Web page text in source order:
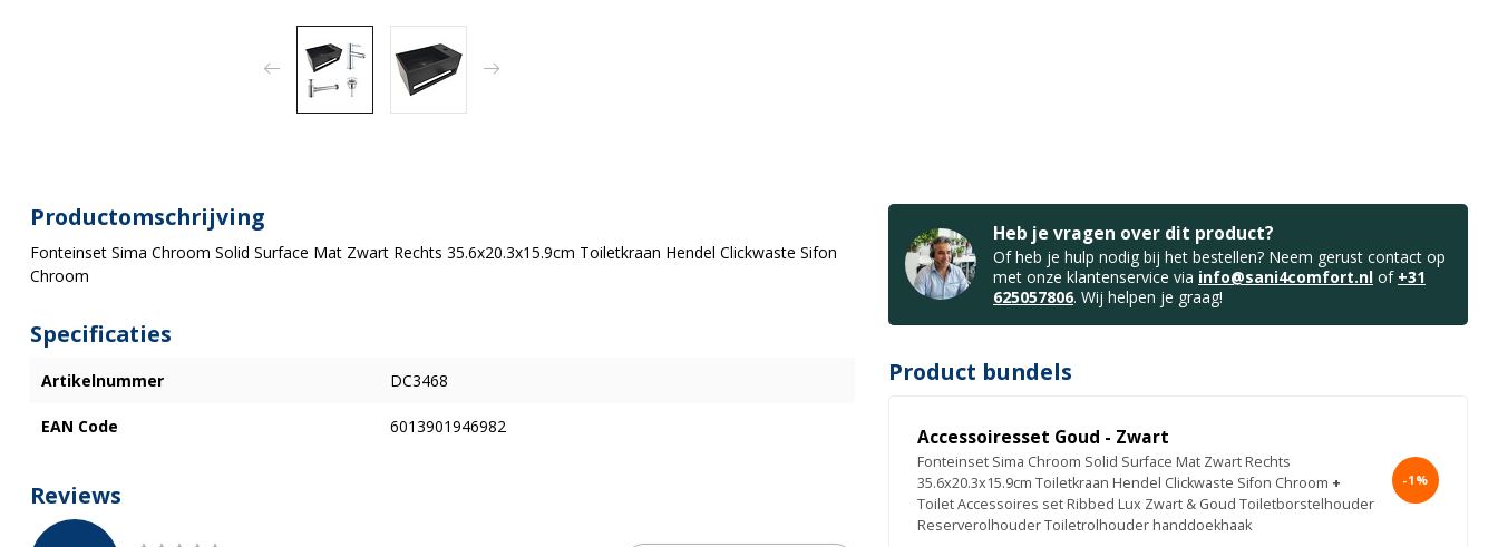
Productomschrijving
Fonteinset Sima Chroom Solid Surface Mat Zwart Rechts 35.6x20.3x15.9cm Toiletkraan Hendel Clickwaste Sifon
Chroom
Specificaties
Artikelnummer DC3468
EAN Code 6013901946982
Reviews
Heb je vragen over dit product?
Of heb je hulp nodig bij het bestellen? Neem gerust contact op
met onze klantenservice via info@sani4comfort.nl of +31
625057806. Wij helpen je graag!
Product bundels
Accessoiresset Goud - Zwart
Fonteinset Sima Chroom Solid Surface Mat Zwart Rechts
35.6x20.3x15.9cm Toiletkraan Hendel Clickwaste Sifon Chroom +
Toilet Accessoires set Ribbed Lux Zwart & Goud Toiletborstelhouder
Reserverolhouder Toiletrolhouder handdoekhaak
-1%